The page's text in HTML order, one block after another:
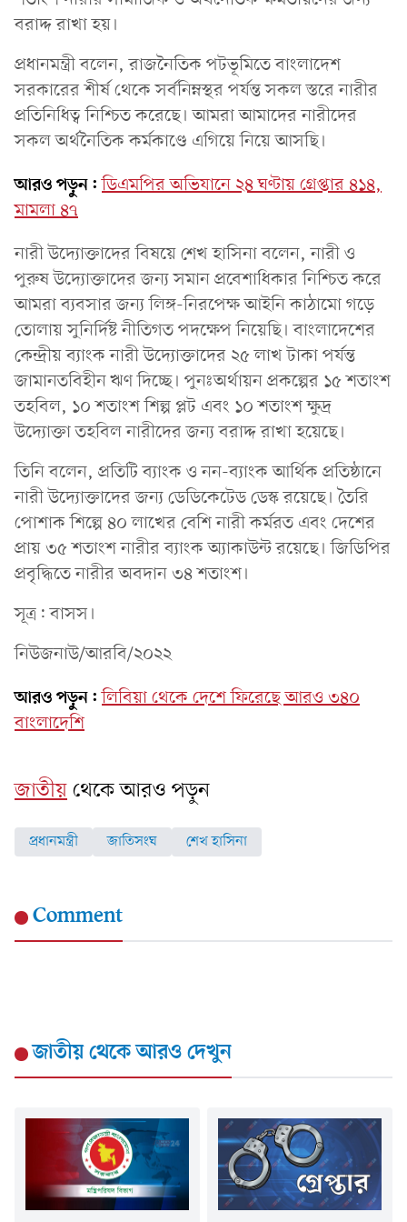
বরাদ্দ রাখা হয়।
প্রধানমন্ত্রী বলেন, রাজনৈতিক পটভূমিতে বাংলাদেশ
সরকারের শীর্ষ থেকে সর্বনিম্নস্থর পর্যন্ত সকল স্তরে নারীর
প্রতিনিধিত্ব নিশ্চিত করেছে। আমরা আমাদের নারীদের
সকল অর্থনৈতিক কর্মকাণ্ডে এগিয়ে নিয়ে আসছি।
আরও পড়ুন: ডিএমপির অভিযানে ২৪ ঘণ্টায় গ্রেপ্তার ৪১৪,
মামলা ৪৭
নারী উদ্যোক্তাদের বিষয়ে শেখ হাসিনা বলেন, নারী ও
পুরুষ উদ্যোক্তাদের জন্য সমান প্রবেশাধিকার নিশ্চিত করে
আমরা ব্যবসার জন্য লিঙ্গ-নিরপেক্ষ আইনি কাঠামো গড়ে
তোলায় সুনির্দিষ্ট নীতিগত পদক্ষেপ নিয়েছি। বাংলাদেশের
কেন্দ্রীয় ব্যাংক নারী উদ্যোক্তাদের ২৫ লাখ টাকা পর্যন্ত
জামানতবিহীন ঋণ দিচ্ছে। পুনঃঅর্থায়ন প্রকল্পের ১৫ শতাংশ
তহবিল, ১০ শতাংশ শিল্প প্লট এবং ১০ শতাংশ ক্ষুদ্র
উদ্যোক্তা তহবিল নারীদের জন্য বরাদ্দ রাখা হয়েছে।
তিনি বলেন, প্রতিটি ব্যাংক ও নন-ব্যাংক আর্থিক প্রতিষ্ঠানে
নারী উদ্যোক্তাদের জন্য ডেডিকেটেড ডেস্ক রয়েছে। তৈরি
পোশাক শিল্পে ৪০ লাখের বেশি নারী কর্মরত এবং দেশের
প্রায় ৩৫ শতাংশ নারীর ব্যাংক অ্যাকাউন্ট রয়েছে। জিডিপির
প্রবৃদ্ধিতে নারীর অবদান ৩৪ শতাংশ।
সূত্র: বাসস।
নিউজনাউ/আরবি/২০২২
আরও পড়ুন: লিবিয়া থেকে দে‌শে ফি‌রে‌ছে আরও ৩৪০
বাংলাদেশি
জাতীয়থেকে আরও পড়ুন
প্রধানমন্ত্রী জাতিসংঘ শেখ হাসিনা
Comment
জাতীয়থেকে আরও দেখুন